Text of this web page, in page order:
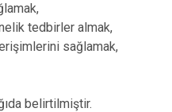
tedbirler almak,
sağlamak,
belirtilmiştir.